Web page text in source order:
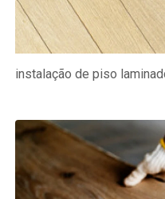
instalação de piso